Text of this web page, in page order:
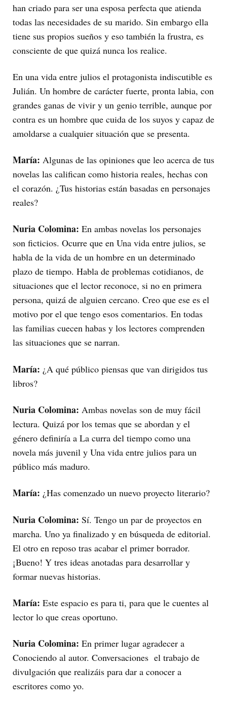
han criado para ser una esposa perfecta que atienda
todas las necesidades de su marido. Sin embargo ella
tiene sus propios sueños y eso también la frustra, es
consciente de que quizá nunca los realice.
En una vida entre julios el protagonista indiscutible es
Julián. Un hombre de carácter fuerte, pronta labia, con
grandes ganas de vivir y un genio terrible, aunque por
contra es un hombre que cuida de los suyos y capaz de
amoldarse a cualquier situación que se presenta.
María: Algunas de las opiniones que leo acerca de tus
novelas las califican como historia reales, hechas con
el corazón. ¿Tus historias están basadas en personajes
reales?
Nuria Colomina: En ambas novelas los personajes
son ficticios. Ocurre que en Una vida entre julios, se
habla de la vida de un hombre en un determinado
plazo de tiempo. Habla de problemas cotidianos, de
situaciones que el lector reconoce, si no en primera
persona, quizá de alguien cercano. Creo que ese es el
motivo por el que tengo esos comentarios. En todas
las familias cuecen habas y los lectores comprenden
las situaciones que se narran.
María: ¿A qué público piensas que van dirigidos tus
libros?
Nuria Colomina: Ambas novelas son de muy fácil
lectura. Quizá por los temas que se abordan y el
género definiría a La curra del tiempo como una
novela más juvenil y Una vida entre julios para un
público más maduro.
María: ¿Has comenzado un nuevo proyecto literario?
Nuria Colomina: Sí. Tengo un par de proyectos en
marcha. Uno ya finalizado y en búsqueda de editorial.
El otro en reposo tras acabar el primer borrador.
¡Bueno! Y tres ideas anotadas para desarrollar y
formar nuevas historias.
María: Este espacio es para ti, para que le cuentes al
lector lo que creas oportuno.
Nuria Colomina: En primer lugar agradecer a
Conociendo al autor. Conversaciones el trabajo de
divulgación que realizáis para dar a conocer a
escritores como yo.